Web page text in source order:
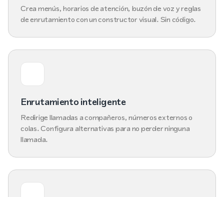
Crea menús, horarios de atención, buzón de voz y reglas
de enrutamiento con un constructor visual. Sin código.
Enrutamiento inteligente
Redirige llamadas a compañeros, números externos o
colas. Configura alternativas para no perder ninguna
llamada.